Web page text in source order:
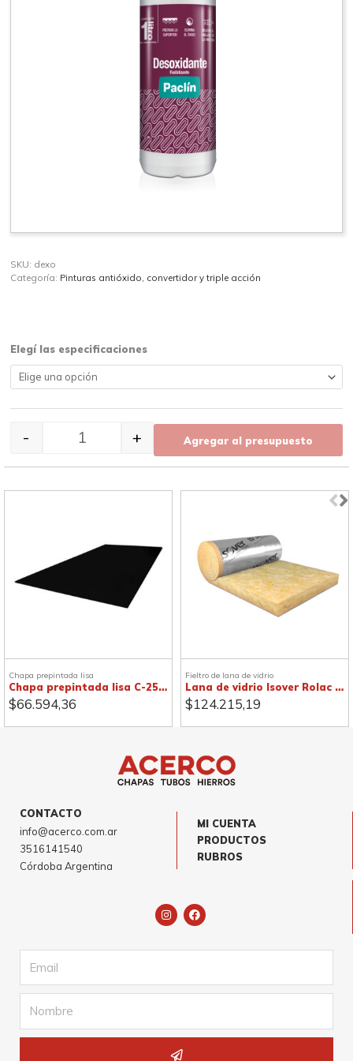
SKU: dexo
Categoría: Pinturas antióxido, convertidor y triple acción
Elegí las especificaciones
- + Agregar al presupuesto
Chapa prepintada lisa
Chapa prepintada lisa C-25, negra
$66.594,36
Fieltro de lana de vidrio
Lana de vidrio Isover Rolac Plata
$124.215,19
CONTACTO
info@acerco.com.ar
3516141540
Córdoba Argentina
MI CUENTA
PRODUCTOS
RUBROS
I
n
s
a
a
m
F
a
c
b
k
Submit